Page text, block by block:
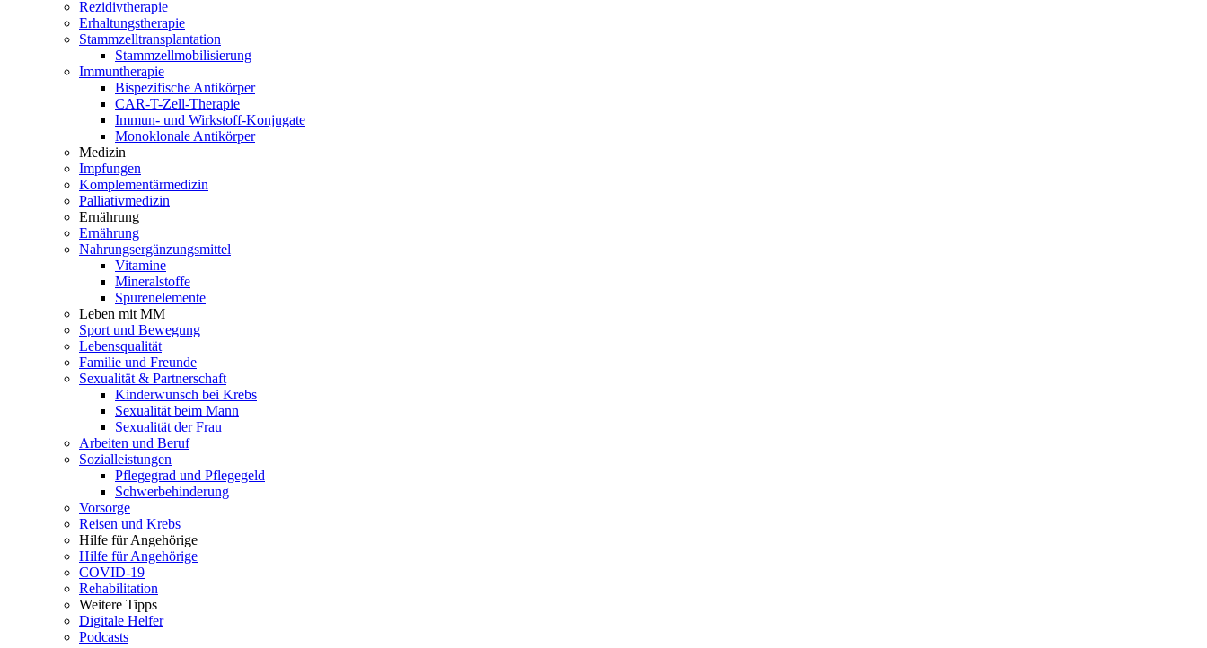
Rezidivtherapie
Erhaltungstherapie
Stammzelltransplantation
Stammzellmobilisierung
Immuntherapie
Bispezifische Antikörper
CAR-T-Zell-Therapie
Immun- und Wirkstoff-Konjugate
Monoklonale Antikörper
Medizin
Impfungen
Komplementärmedizin
Palliativmedizin
Ernährung
Ernährung
Nahrungsergänzungsmittel
Vitamine
Mineralstoffe
Spurenelemente
Leben mit MM
Sport und Bewegung
Lebensqualität
Familie und Freunde
Sexualität & Partnerschaft
Kinderwunsch bei Krebs
Sexualität beim Mann
Sexualität der Frau
Arbeiten und Beruf
Sozialleistungen
Pflegegrad und Pflegegeld
Schwerbehinderung
Vorsorge
Reisen und Krebs
Hilfe für Angehörige
Hilfe für Angehörige
COVID-19
Rehabilitation
Weitere Tipps
Digitale Helfer
Podcasts